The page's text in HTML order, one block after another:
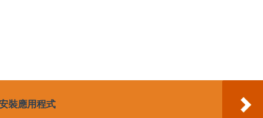
裝應用程式